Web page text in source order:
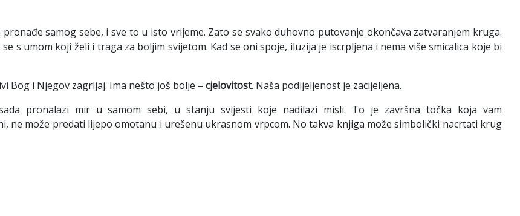
samog sebe, i sve to u isto vrijeme. Zato se svako duhovno putovanje okončava zatvaranjem kruga.
s umom koji želi i traga za boljim svijetom. Kad se oni spoje, iluzija je iscrpljena i nema više smicalica koje bi
Bog i Njegov zagrljaj. Ima nešto još bolje – cjelovitost. Naša podijeljenost je zacijeljena.
pronalazi mir u samom sebi, u stanju svijesti koje nadilazi misli. To je završna točka koja vam
ne može predati lijepo omotanu i urešenu ukrasnom vrpcom. No takva knjiga može simbolički nacrtati krug